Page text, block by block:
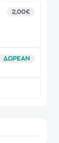
2,00€
ΔΩΡΕΑΝ